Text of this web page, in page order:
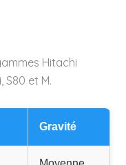
Hitachi
S80 et M.
Gravité